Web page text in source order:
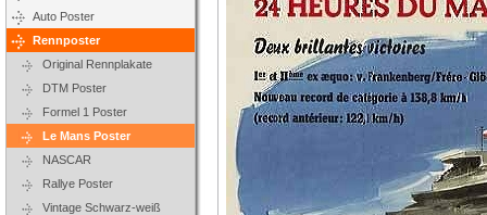
Auto Poster
Rennposter
Original Rennplakate
DTM Poster
Formel 1 Poster
Le Mans Poster
NASCAR
Rallye Poster
Vintage Schwarz-weiß